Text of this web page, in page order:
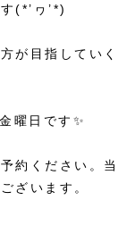
(*’ヮ’*)
が目指していく
曜日です✨
約ください。当
ざいます。